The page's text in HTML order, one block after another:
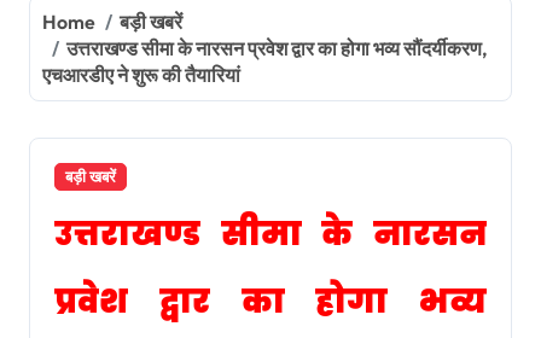
Home
बड़ी खबरें
उत्तराखण्ड सीमा के नारसन प्रवेश द्वार का होगा भव्य सौंदर्यीकरण,
एचआरडीए ने शुरू की तैयारियां
बड़ी खबरें
उत्तराखण्ड सीमा के नारसन
प्रवेश द्वार का होगा भव्य